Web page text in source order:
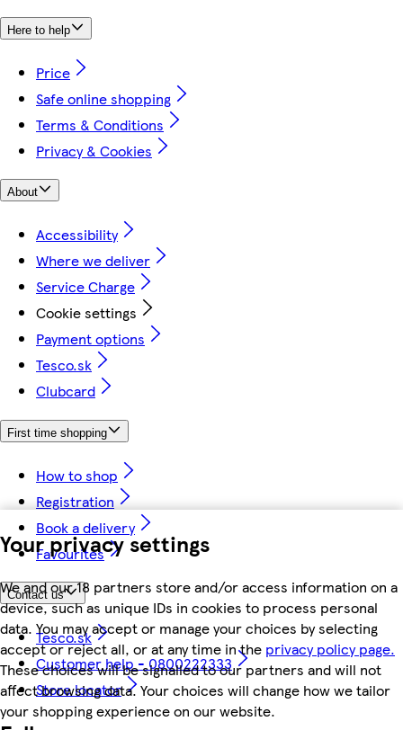
Your privacy settings
We and our 18 partners store and/or access information on a
device, such as unique IDs in cookies to process personal
data. You may accept or manage your choices by selecting
accept or reject all, or at any time in the privacy policy page.
These choices will be signalled to our partners and will not
affect browsing data. Your choices will change how we tailor
your shopping experience on our website.
Here to help
Price
Safe online shopping
Terms & Conditions
Privacy & Cookies
About
Accessibility
Where we deliver
Service Charge
Cookie settings
Payment options
Tesco.sk
Clubcard
First time shopping
How to shop
Registration
Book a delivery
Favourites
Contact us
Tesco.sk
Customer help - 0800222333
Store locator